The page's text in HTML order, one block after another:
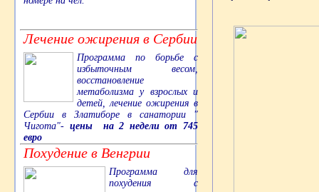
Лечение ожирения в Сербии
Программа по борьбе с
избыточным весом,
восстановление
метаболизма у взрослых и
детей, лечение ожирения в
Сербии в Златиборе в санатории "
Чигота"- цены на 2 недели от 745
евро
Похудение в Венгрии
Программа для
похудения с